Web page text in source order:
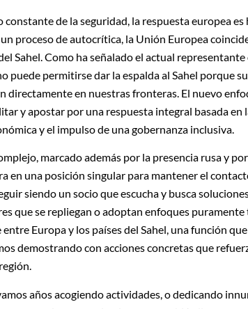
de la seguridad, la respuesta europea es
proceso de autocrítica, la Unión Europea
Sahel. Como ha señalado el actual representante
puede permitirse dar la espalda al Sahel porque
directamente en nuestras fronteras. El nuevo
y apostar por una respuesta integral basada en
y el impulso de una gobernanza inclusiva.
marcado además por la presencia rusa y
en una posición singular para mantener el
siendo un socio que escucha y busca
que se repliegan o adoptan enfoques
Europa y los países del Sahel, una función
demostrando con acciones concretas que
años acogiendo actividades, o dedicando